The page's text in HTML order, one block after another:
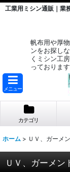
工業用ミシン通販｜業
帆布用や厚
ンをお探し
くミシン工
っております
メニュー
カテゴリ
ホーム > ＵＶ、ガーメ
ＵＶ、ガーメン